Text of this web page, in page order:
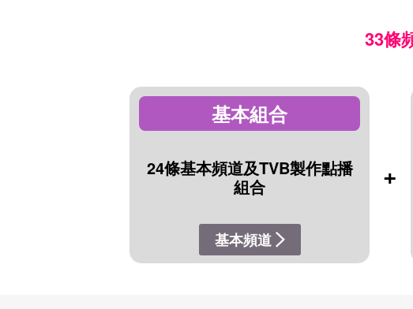
33條
基本組合
24條基本頻道及TVB製作點播
組合
基本頻道
+